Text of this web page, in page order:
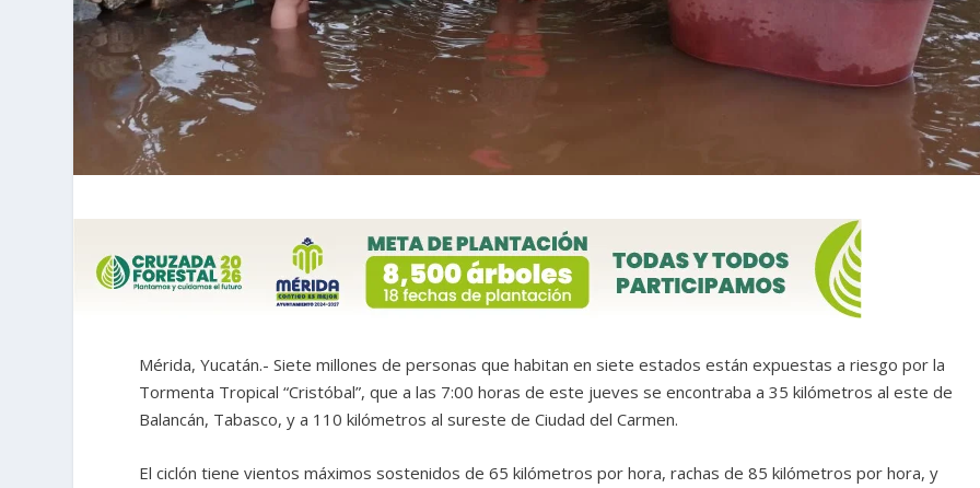
Mérida, Yucatán.- Siete millones de personas que habitan en siete estados están expuestas a riesgo por la
Tormenta Tropical “Cristóbal”, que a las 7:00 horas de este jueves se encontraba a 35 kilómetros al este de
Balancán, Tabasco, y a 110 kilómetros al sureste de Ciudad del Carmen.
El ciclón tiene vientos máximos sostenidos de 65 kilómetros por hora, rachas de 85 kilómetros por hora, y